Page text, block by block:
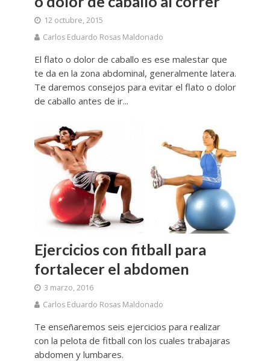
12 octubre, 2015
Carlos Eduardo Rosas Maldonado
El flato o dolor de caballo es ese malestar que
te da en la zona abdominal, generalmente latera.
Te daremos consejos para evitar el flato o dolor
de caballo antes de ir...
Ejercicios con fitball para
fortalecer el abdomen
3 marzo, 2016
Carlos Eduardo Rosas Maldonado
Te enseñaremos seis ejercicios para realizar
con la pelota de fitball con los cuales trabajaras
abdomen y lumbares.